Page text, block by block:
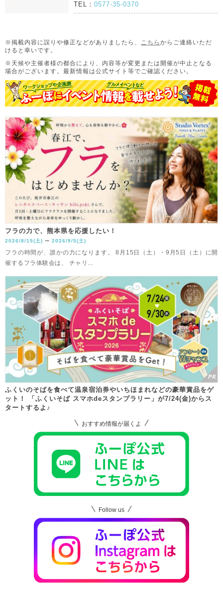
TEL： 0577-35-0370
※掲載内容に誤りや修正などがありましたら、 こちら からご連絡いただ
けると幸いです。
※天候や主催者様の都合により、内容等が変更または開催が中止となる
場合がございます。 最新情報は公式サイト等でご確認ください。
フラの力で、熊本県を応援したい！
2026/8/15(土) 〜 2026/9/5(土)
フラの時間が、誰かの力になります。 8月15日（土）・9月5日（土）に開
催するフラ体験会は、 チャリ...
ふくいのそばを食べて温泉宿泊券やいちほまれなどの豪華賞品をゲ
ット！ 「ふくいそば スマホdeスタンプラリー」が7/24(金)からス
タートするよ♪
おすすめ情報が届くよ
Follow us